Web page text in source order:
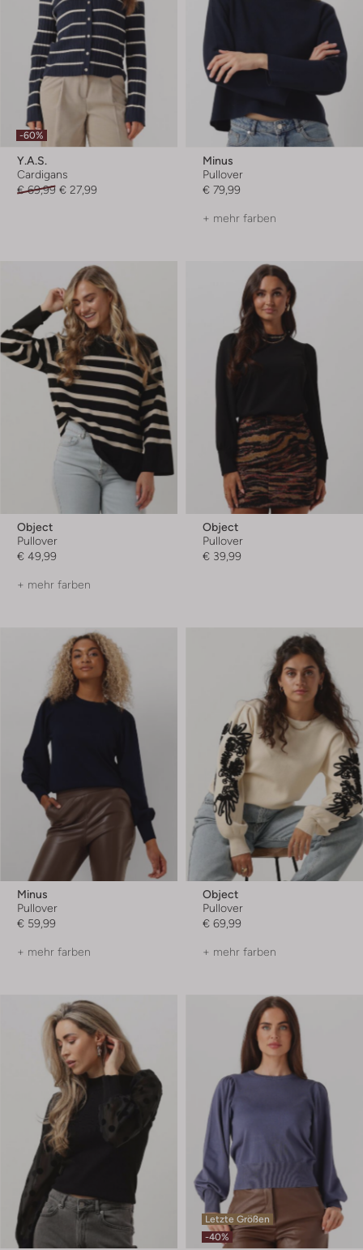
-60%
Y.a.s.
Cardigans
€ 69,99 € 27,99
Minus
Pullover
€ 79,99
+ mehr farben
Object
Pullover
€ 49,99
+ mehr farben
Object
Pullover
€ 39,99
Minus
Pullover
€ 59,99
+ mehr farben
Object
Pullover
€ 69,99
+ mehr farben
Letzte Größen
-40%